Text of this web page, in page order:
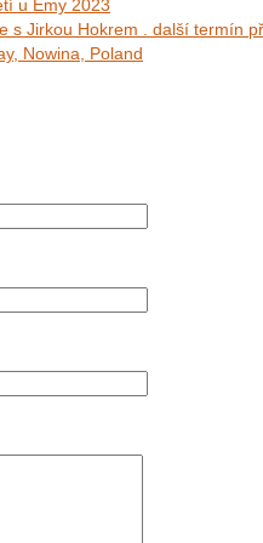
u Emy 2023
s Jirkou Hokrem . další termín
Nowina, Poland